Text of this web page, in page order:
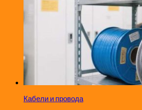
Кабели и провода